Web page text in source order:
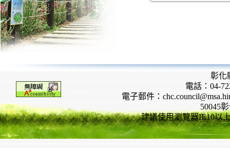
彰化
電話：04-
電子郵件：
50045
建議使用瀏覽器IE10以